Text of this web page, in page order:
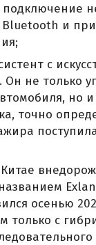
Bluetooth и
с
Он не только
но и
точно
осенью
только с